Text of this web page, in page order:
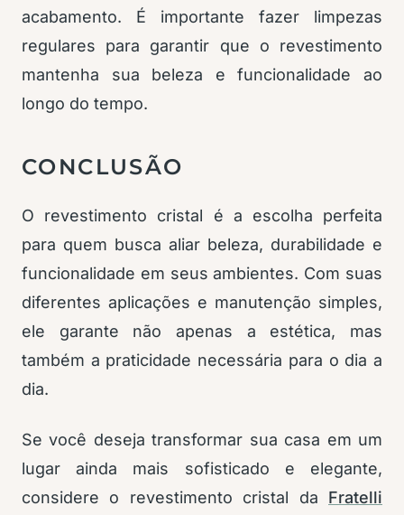
acabamento. É importante fazer limpezas
regulares para garantir que o revestimento
mantenha sua beleza e funcionalidade ao
longo do tempo.
CONCLUSÃO
O revestimento cristal é a escolha perfeita
para quem busca aliar beleza, durabilidade e
funcionalidade em seus ambientes. Com suas
diferentes aplicações e manutenção simples,
ele garante não apenas a estética, mas
também a praticidade necessária para o dia a
dia.
Se você deseja transformar sua casa em um
lugar ainda mais sofisticado e elegante,
considere o revestimento cristal da Fratelli